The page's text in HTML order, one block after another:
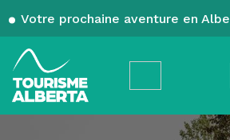
Votre prochaine aventure en